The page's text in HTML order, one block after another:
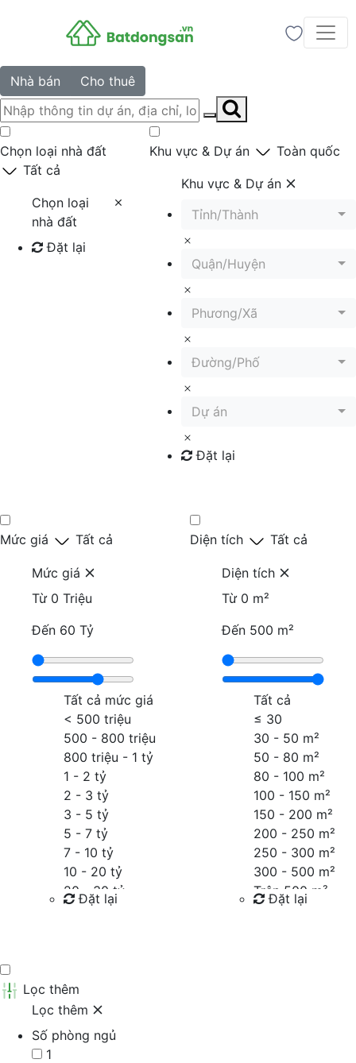
Nhà bán Cho thuê
Chọn loại nhà đất
Tất cả
Chọn loại
nhà đất
Đặt lại
Khu vực & Dự án Toàn quốc
Khu vực & Dự án
Tỉnh/Thành
Quận/Huyện
Phương/Xã
Đường/Phố
Dự án
Đặt lại
Mức giá Tất cả
Mức giá
Từ 0 Triệu
Đến 60 Tỷ
Tất cả mức giá
< 500 triệu
500 - 800 triệu
800 triệu - 1 tỷ
1 - 2 tỷ
2 - 3 tỷ
3 - 5 tỷ
5 - 7 tỷ
7 - 10 tỷ
10 - 20 tỷ
20 - 30 tỷ
30 - 40 tỷ
Đặt lại
Diện tích Tất cả
Diện tích
Từ 0 m²
Đến 500 m²
Tất cả
≤ 30
30 - 50 m²
50 - 80 m²
80 - 100 m²
100 - 150 m²
150 - 200 m²
200 - 250 m²
250 - 300 m²
300 - 500 m²
Trên 500 m²
Đặt lại
Lọc thêm
Lọc thêm
Số phòng ngủ
1